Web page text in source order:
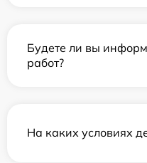
Будете ли вы
работ?
На каких условиях